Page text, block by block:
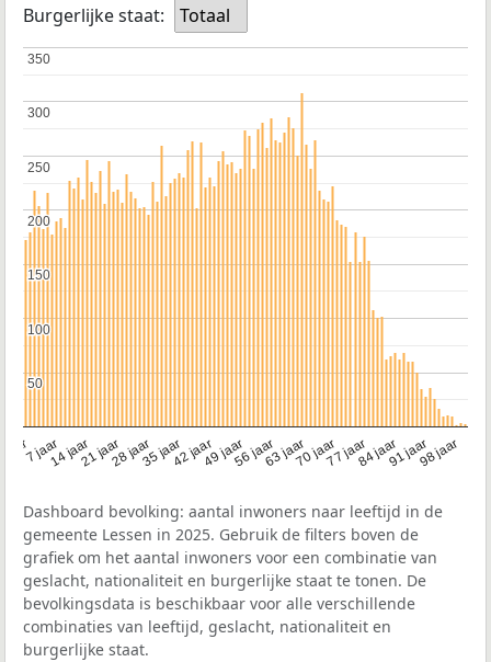
Burgerlijke staat: Totaal
7 jaar14 jaar21 jaar28 jaar35 jaar42 jaar49 jaar56 jaar63 jaar70 jaar77 jaar84 jaar91 jaar98 jaar
50
50
100
100
150
150
200
200
250
250
300
300
350
350
Dashboard bevolking: aantal inwoners naar leeftijd in de
gemeente Lessen in 2025. Gebruik de filters boven de
grafiek om het aantal inwoners voor een combinatie van
geslacht, nationaliteit en burgerlijke staat te tonen. De
bevolkingsdata is beschikbaar voor alle verschillende
combinaties van leeftijd, geslacht, nationaliteit en
burgerlijke staat.